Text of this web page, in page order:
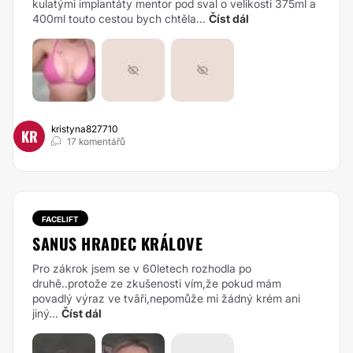
kulatými implantáty mentor pod sval o velikosti 375ml a
400ml touto cestou bych chtěla... Číst dál
KR
kristyna827710
17 komentářů
FACELIFT
SANUS HRADEC KRÁLOVE
Pro zákrok jsem se v 60letech rozhodla po
druhê..protože ze zkušenosti vím,že pokud mám
povadlý výraz ve tvâři,nepomůže mi žádný krém ani
jiný... Číst dál